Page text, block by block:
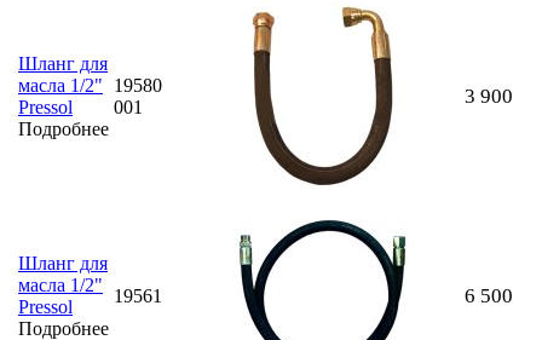
Шланг для
масла 1/2"
Pressol
Подробнее
19580
001
3 900
Шланг для
масла 1/2"
Pressol
Подробнее
19561 6 500